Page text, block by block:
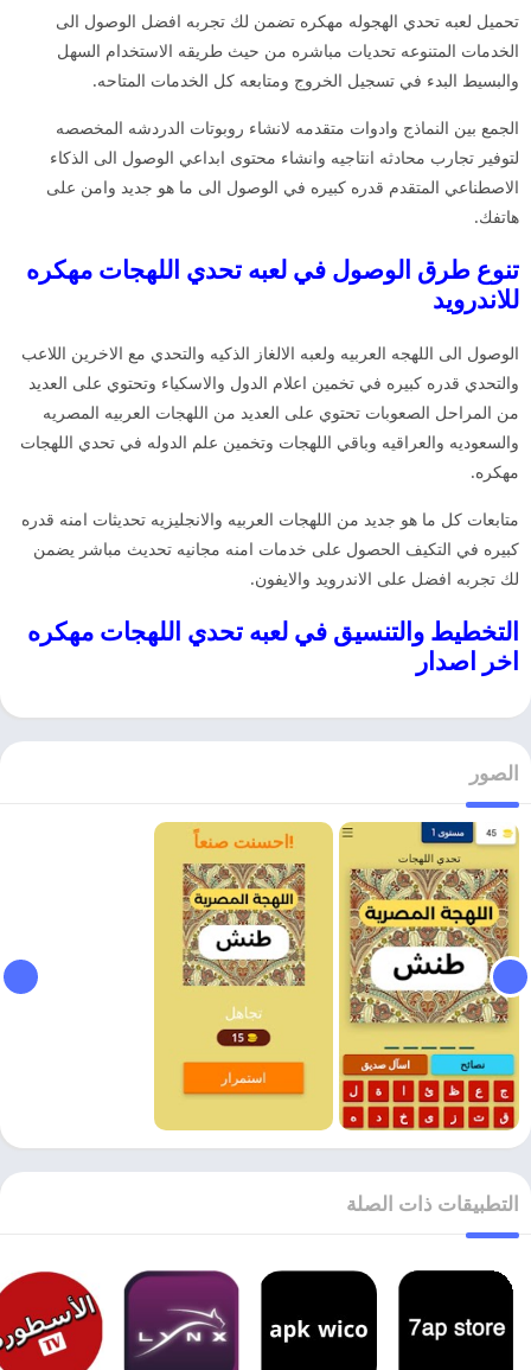
تحميل لعبه تحدي الهجوله مهكره تضمن لك تجربه افضل الوصول الى
الخدمات المتنوعه تحديات مباشره من حيث طريقه الاستخدام السهل
والبسيط البدء في تسجيل الخروج ومتابعه كل الخدمات المتاحه.
الجمع بين النماذج وادوات متقدمه لانشاء روبوتات الدردشه المخصصه
لتوفير تجارب محادثه انتاجيه وانشاء محتوى ابداعي الوصول الى الذكاء
الاصطناعي المتقدم قدره كبيره في الوصول الى ما هو جديد وامن على
هاتفك.
تنوع طرق الوصول في لعبه تحدي اللهجات مهكره
للاندرويد
الوصول الى اللهجه العربيه ولعبه الالغاز الذكيه والتحدي مع الاخرين اللاعب
والتحدي قدره كبيره في تخمين اعلام الدول والاسكياء وتحتوي على العديد
من المراحل الصعوبات تحتوي على العديد من اللهجات العربيه المصريه
والسعوديه والعراقيه وباقي اللهجات وتخمين علم الدوله في تحدي اللهجات
مهكره.
متابعات كل ما هو جديد من اللهجات العربيه والانجليزيه تحديثات امنه قدره
كبيره في التكيف الحصول على خدمات امنه مجانيه تحديث مباشر يضمن
لك تجربه افضل على الاندرويد والايفون.
التخطيط والتنسيق في لعبه تحدي اللهجات مهكره
اخر اصدار
الصور
التطبيقات ذات الصلة